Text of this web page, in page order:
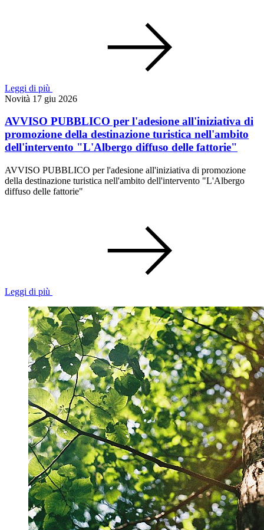
Leggi di più
Novità 17 giu 2026
AVVISO PUBBLICO per l'adesione all'iniziativa di
promozione della destinazione turistica nell'ambito
dell'intervento "L'Albergo diffuso delle fattorie"
AVVISO PUBBLICO per l'adesione all'iniziativa di promozione
della destinazione turistica nell'ambito dell'intervento "L'Albergo
diffuso delle fattorie"
Leggi di più